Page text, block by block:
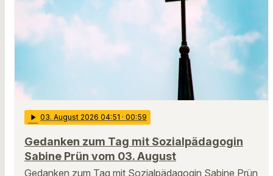
play_arrow 03. August 2026 04:51 · 00:59
Gedanken zum Tag mit Sozialpädagogin
Sabine Prün vom 03. August
Gedanken zum Tag mit Sozialpädagogin Sabine Prün